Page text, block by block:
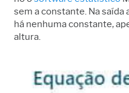
sem a constante. Na saída
há nenhuma constante,
altura.